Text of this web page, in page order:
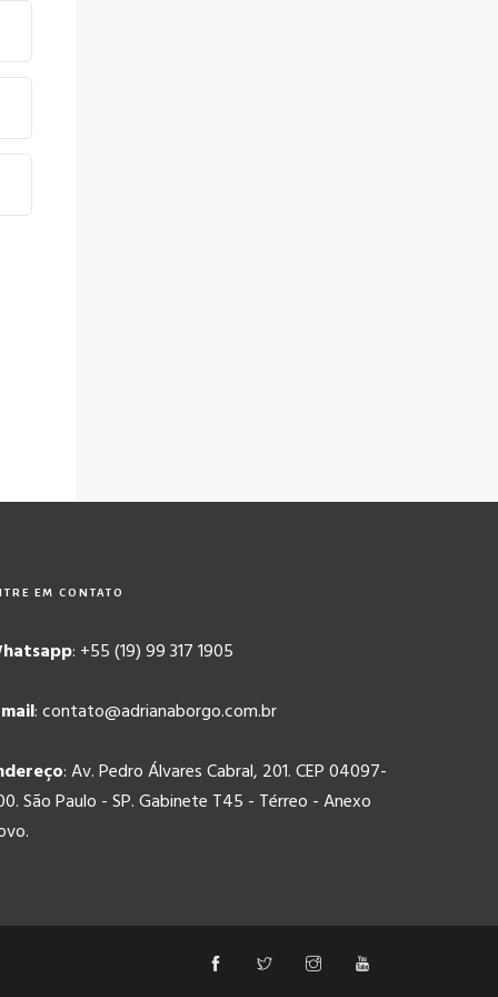
EM CONTATO
: +55 (19) 99 317 1905
: contato@adrianaborgo.com.br
: Av. Pedro Álvares Cabral, 201. CEP 04097-
São Paulo - SP. Gabinete T45 - Térreo - Anexo